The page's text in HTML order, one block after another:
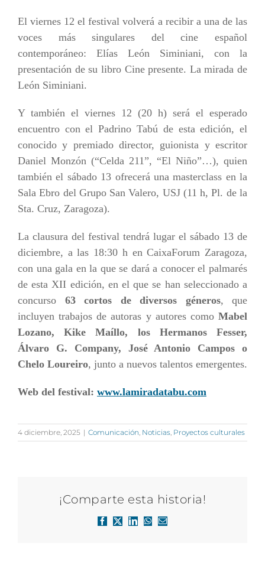
El viernes 12 el festival volverá a recibir a una de las
voces más singulares del cine español
contemporáneo: Elías León Siminiani, con la
presentación de su libro Cine presente. La mirada de
León Siminiani.
Y también el viernes 12 (20 h) será el esperado
encuentro con el Padrino Tabú de esta edición, el
conocido y premiado director, guionista y escritor
Daniel Monzón (“Celda 211”, “El Niño”…), quien
también el sábado 13 ofrecerá una masterclass en la
Sala Ebro del Grupo San Valero, USJ (11 h, Pl. de la
Sta. Cruz, Zaragoza).
La clausura del festival tendrá lugar el sábado 13 de
diciembre, a las 18:30 h en CaixaForum Zaragoza,
con una gala en la que se dará a conocer el palmarés
de esta XII edición, en el que se han seleccionado a
concurso 63 cortos de diversos géneros, que
incluyen trabajos de autoras y autores comoMabel
Lozano, Kike Maíllo, los Hermanos Fesser,
Álvaro G. Company, José Antonio Campos o
Chelo Loureiro, junto a nuevos talentos emergentes.
Web del festival: www.lamiradatabu.com
4 diciembre, 2025 | Comunicación Noticias Proyectos culturales
¡Comparte esta historia!
Facebook
X LinkedInWhatsApp
Correo